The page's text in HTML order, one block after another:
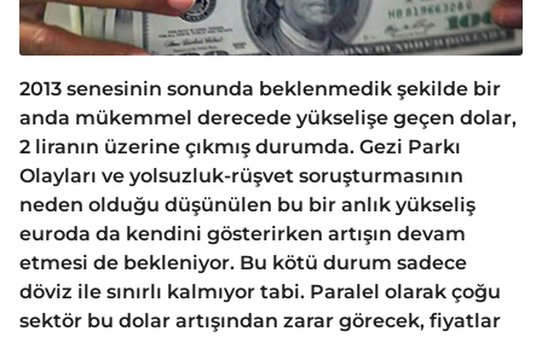
2013 senesinin sonunda beklenmedik şekilde bir
anda mükemmel derecede yükselişe geçen dolar,
2 liranın üzerine çıkmış durumda. Gezi Parkı
Olayları ve yolsuzluk-rüşvet soruşturmasının
neden olduğu düşünülen bu bir anlık yükseliş
euroda da kendini gösterirken artışın devam
etmesi de bekleniyor. Bu kötü durum sadece
döviz ile sınırlı kalmıyor tabi. Paralel olarak çoğu
sektör bu dolar artışından zarar görecek, fiyatlar